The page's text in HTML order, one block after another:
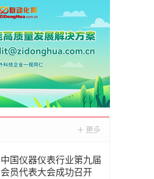
中国仪器仪表行业第九届
会员代表大会成功召开